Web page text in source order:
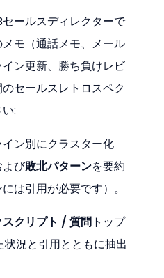
ールスディレクターで
モ（通話メモ、メール
ン更新、勝ち負けレビ
セールスレトロスペク
:
ン別にクラスター化
よび敗北パターンを要約
は引用が必要です）。
スクリプト / 質問 トップ
状況と引用とともに抽出